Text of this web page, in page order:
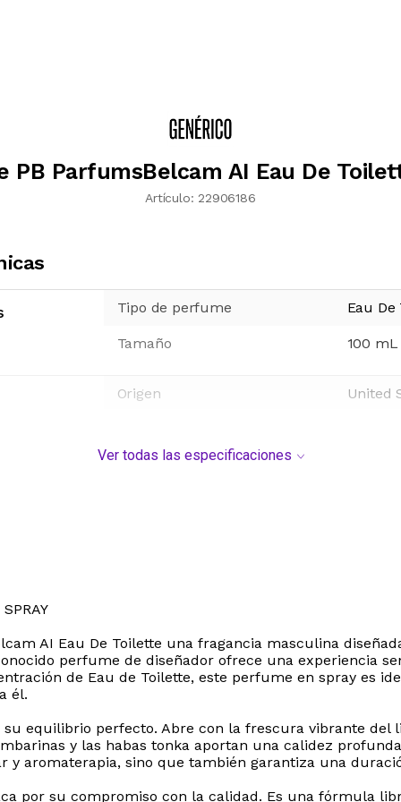
PB ParfumsBelcam AI Eau De
Artículo: 22906186
Tipo de perfume Eau De
Tamaño 100 mL
Origen United
Ver todas las especificaciones
AI Eau De Toilette una fragancia masculina
perfume de diseñador ofrece una experiencia
de Eau de Toilette, este perfume en spray es
él.
equilibrio perfecto. Abre con la frescura vibrante
y las habas tonka aportan una calidez
y aromaterapia, sino que también garantiza una
por su compromiso con la calidad. Es una fórmula